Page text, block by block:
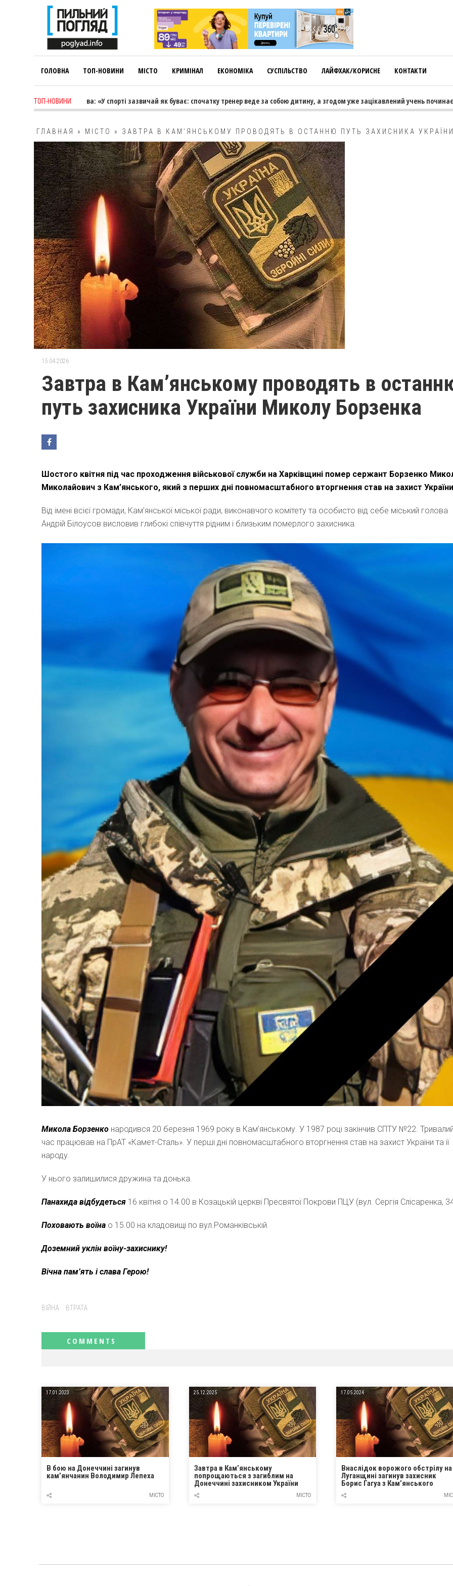
ГОЛОВНА ТОП-НОВИНИ МІСТО КРИМІНАЛ ЕКОНОМІКА СУСПІЛЬСТВО ЛАЙФХАК/КОРИСНЕ КОНТАКТИ
ТОП-НОВИНИ
Лариса Коновалова: «У спорті зазвичай як буває: спочатку тренер веде за собою дитину, а згодом уже зацікавлений учень починає
ГЛАВНАЯ » МІСТО » ЗАВТРА В КАМ’ЯНСЬКОМУ ПРОВОДЯТЬ В ОСТАННЮ ПУТЬ ЗАХИСНИКА
МИКОЛУ БОРЗЕНКА
15.04.2026
Завтра в Кам’янському проводять в
путь захисника України Миколу Борзенка
Шостого квітня під час проходження військової служби на Харківщині помер сержант Борзенко
Миколайович з Кам’янського, який з перших дні повномасштабного вторгнення став на захист
Від імені всієї громади, Кам’янської міської ради, виконавчого комітету та особисто від себе міський голова
Андрій Білоусов висловив глибокі співчуття рідним і близьким померлого захисника.
Микола Борзенко народився 20 березня 1969 року в Кам’янському. У 1987 році закінчив СПТУ №22.
час працював на ПрАТ «Камет-Сталь». У перші дні повномасштабного вторгнення став на захист України та її
народу.
У нього залишилися дружина та донька.
Панахида відбудеться 16 квітня о 14.00 в Козацькій церкві Пресвятої Покрови ПЦУ (вул. Сергія Слісаренка,
Поховають воїна о 15.00 на кладовищі по вул.Романківській.
Доземний уклін воїну-захиснику!
Вічна пам’ять і слава Герою!
Tags:
ВІЙНА ВТРАТА
17.01.2023
В бою на Донеччині загинув
кам’янчанин Володимир Лепеха
МІСТО
25.12.2025
Завтра в Кам’янському
попрощаються з загиблим на
Донеччині захисником України
МІСТО
17.05.2024
Внаслідок ворожого обстрілу на
Луганщині загинув захисник
Борис Гагуа з Кам’янського